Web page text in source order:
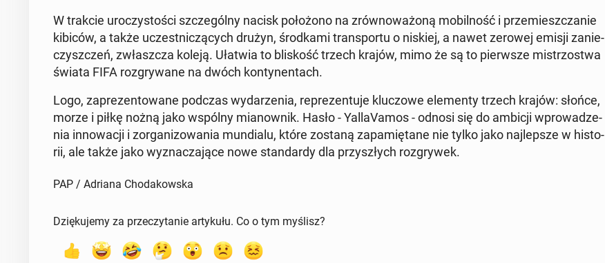
W trakcie uro­czy­sto­ści szcze­gól­ny nacisk po­ło­żo­no na zrów­no­wa­żo­ną mo­bil­ność i prze­miesz­cza­nie
kibiców, a także uczest­ni­czą­cych drużyn, środ­ka­mi trans­por­tu o niskiej, a nawet zerowej emisji za­nie­
czysz­czeń, zwłasz­cza koleją. Ułatwia to bli­skość trzech krajów, mimo że są to pierw­sze mi­strzo­stwa
świata FIFA roz­gry­wa­ne na dwóch kon­ty­nen­tach.
Logo, za­pre­zen­to­wa­ne podczas wy­da­rze­nia, re­pre­zen­tu­je klu­czo­we ele­men­ty trzech krajów: słońce,
morze i piłkę nożną jako wspólny mia­now­nik. Hasło - Yal­la­Va­mos - odnosi się do ambicji wpro­wa­dze­
nia in­no­wa­cji i zor­ga­ni­zo­wa­nia mun­dia­lu, które zostaną za­pa­mię­ta­ne nie tylko jako naj­lep­sze w hi­sto­
rii, ale także jako wy­zna­cza­ją­ce nowe stan­dar­dy dla przy­szłych roz­gry­wek.
PAP / Adriana Chodakowska
Dziękujemy za przeczytanie artykułu. Co o tym myślisz?